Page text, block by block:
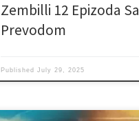
Zembilli 12 Epizoda Sa
Prevodom
PublishedJuly 29, 2025